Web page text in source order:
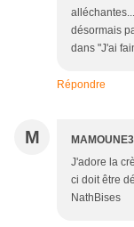
désormais
dans "J'ai
Répondre
M
J'adore la
ci doit être
NathBises